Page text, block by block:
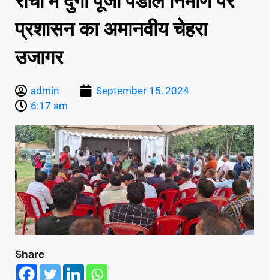
प्रशासन का अमानवीय चेहरा
उजागर
admin
September 15, 2024
6:17 am
Share